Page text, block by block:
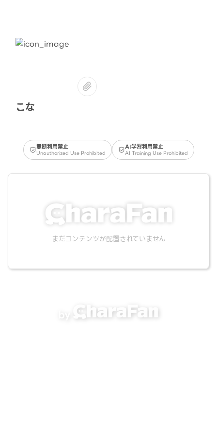
こな
無断利用禁止
Unauthorized Use Prohibited
AI学習利用禁止
AI Training Use Prohibited
まだコンテンツが配置されていません